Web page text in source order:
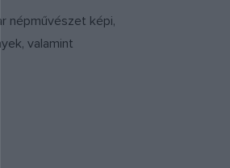
népművészet képi,
valamint